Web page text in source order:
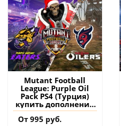
Mutant Football
League: Purple Oil
Pack PS4 (Турция)
купить дополнение
на аккаунт
От 995 руб.